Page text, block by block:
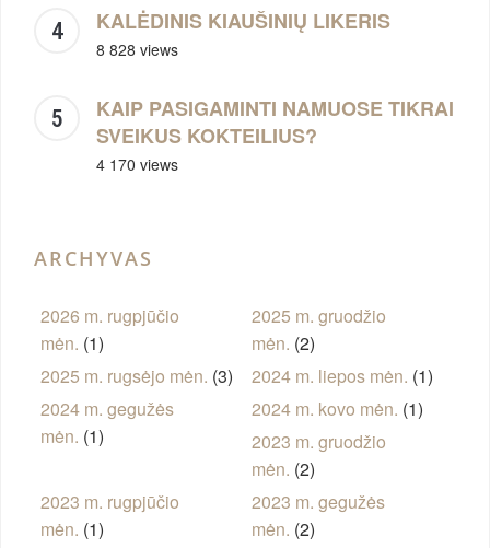
KALĖDINIS KIAUŠINIŲ LIKERIS
8 828 views
KAIP PASIGAMINTI NAMUOSE TIKRAI
SVEIKUS KOKTEILIUS?
4 170 views
ARCHYVAS
2026 m. rugpjūčio
mėn. (1)
2025 m. gruodžio
mėn. (2)
2025 m. rugsėjo mėn. (3) 2024 m. liepos mėn. (1)
2024 m. gegužės
mėn. (1)
2024 m. kovo mėn. (1)
2023 m. gruodžio
mėn. (2)
2023 m. rugpjūčio
mėn. (1)
2023 m. gegužės
mėn. (2)